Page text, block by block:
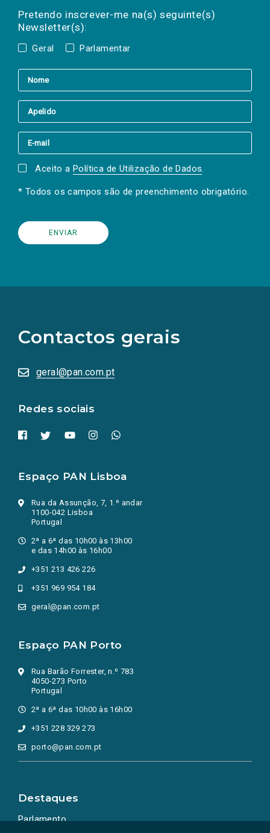
Pretendo inscrever-me na(s) seguinte(s)
Newsletter(s):
Geral Parlamentar
a(s) newsletter(s).
mail
Aceito a Política de Utilização de Dados.
* Todos os campos são de preenchimento obrigatório.
Contactos gerais
geral@pan.com.pt
Redes sociais
redes
sociais
numa
nova
Espaço PAN Lisboa
Rua da Assunção, 7, 1.º andar
1100-042 Lisboa
Portugal
2ª a 6ª das 10h00 às 13h00
e das 14h00 às 16h00
+351 213 426 226
+351 969 954 184
geral@pan.com.pt
Espaço PAN Porto
Rua Barão Forrester, n.º 783
4050-273 Porto
Portugal
2ª a 6ª das 10h00 às 16h00
+351 228 329 273
porto@pan.com.pt
Destaques
Parlamento